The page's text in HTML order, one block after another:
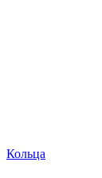
Кольца